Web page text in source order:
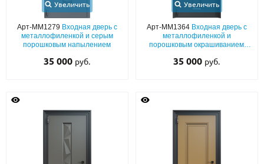
Увеличить
Арт-ММ1279 Входная дверь с
металлофиленкой и серым
порошковым напылением
35 000 руб.
Увеличить
Арт-ММ1364 Входная дверь с
металлофиленкой и
порошковым окрашиванием
35 000 руб.